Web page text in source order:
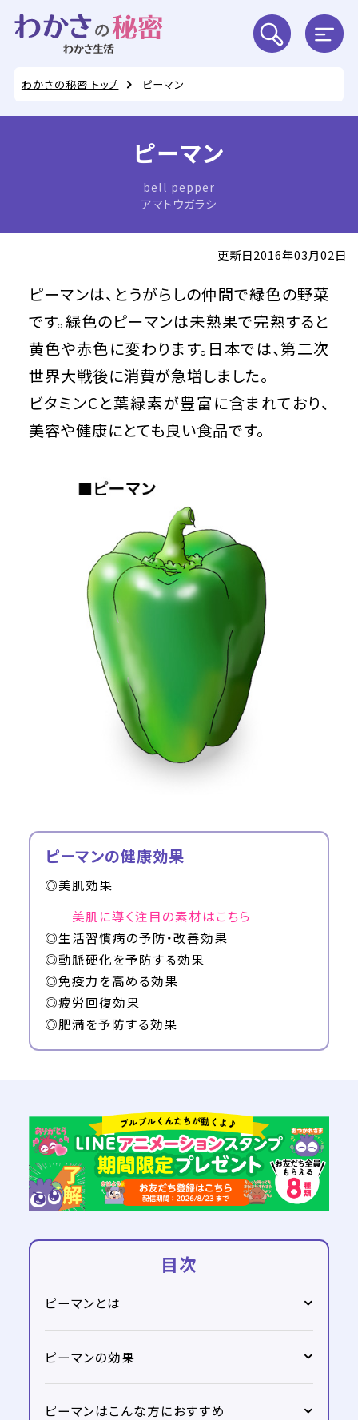
わかさの秘密 トップ ピーマン
ピーマン
bell pepper
アマトウガラシ
更新日2016年03月02日
ピーマンは、とうがらしの仲間で緑色の野菜
です。緑色のピーマンは未熟果で完熟すると
黄色や赤色に変わります。日本では、第二次
世界大戦後に消費が急増しました。
ビタミンCと葉緑素が豊富に含まれており、
美容や健康にとても良い食品です。
ピーマンの健康効果
◎美肌効果
美肌に導く注目の素材はこちら
◎生活習慣病の予防・改善効果
◎動脈硬化を予防する効果
◎免疫力を高める効果
◎疲労回復効果
◎肥満を予防する効果
目次
ピーマンとは
ピーマンの効果
ピーマンはこんな方におすすめ